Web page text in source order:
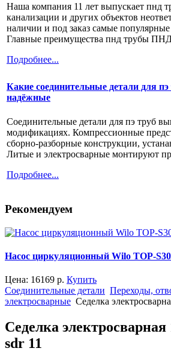
Наша компания 11 лет выпускает пнд
канализации и других объектов
наличии и под заказ самые
Главные преимущества пнд трубы ПНД
Подробнее...
Какие соединительные детали для
надёжные
Соединительные детали для пэ труб
модификациях. Компрессионные
сборно-разборные конструкции,
Литые и электросварные монтируют
Подробнее...
Рекомендуем
Насос циркуляционный Wilo TOP-
Цена: 16169 р. Купить
Соединительные детали Переходы,
электросварные Седелка
Седелка электросварная
sdr 11